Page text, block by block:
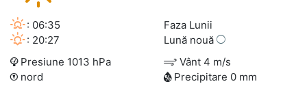
: 06:35
: 20:27
Faza Lunii
Lună nouă
Presiune 1013 hPa
Vânt 4 m/s
nord
Precipitare 0 mm